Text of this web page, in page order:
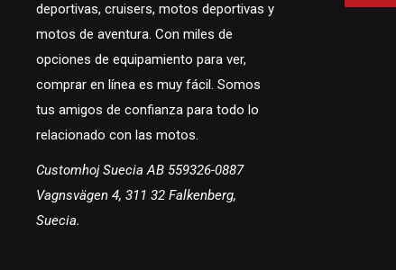
deportivas, cruisers, motos deportivas y
motos de aventura. Con miles de
opciones de equipamiento para ver,
comprar en línea es muy fácil. Somos
tus amigos de confianza para todo lo
relacionado con las motos.
Customhoj Suecia AB 559326-0887
Vagnsvägen 4, 311 32 Falkenberg,
Suecia.